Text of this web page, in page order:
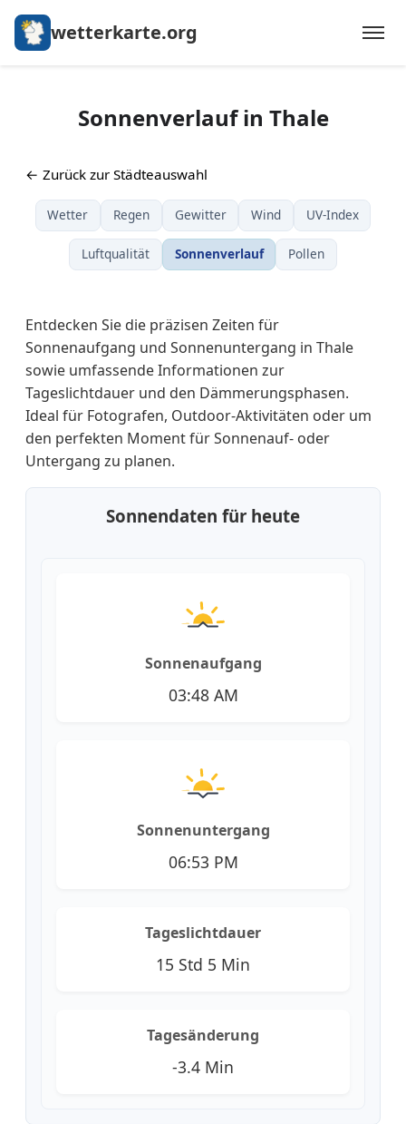
wetterkarte.org
Sonnenverlauf in Thale
← Zurück zur Städteauswahl
Wetter Regen Gewitter Wind UV-Index
Luftqualität Sonnenverlauf Pollen
Entdecken Sie die präzisen Zeiten für
Sonnenaufgang und Sonnenuntergang in Thale
sowie umfassende Informationen zur
Tageslichtdauer und den Dämmerungsphasen.
Ideal für Fotografen, Outdoor-Aktivitäten oder um
den perfekten Moment für Sonnenauf- oder
Untergang zu planen.
Sonnendaten für heute
Sonnenaufgang
03:48 AM
Sonnenuntergang
06:53 PM
Tageslichtdauer
15 Std 5 Min
Tagesänderung
-3.4 Min